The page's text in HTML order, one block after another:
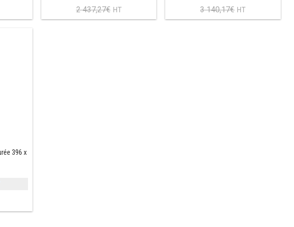
2 437,27€
prix
Le
3 140,17€
prix
Le
396 x